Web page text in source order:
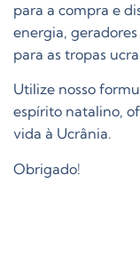
para a compra e
energia,
para as tropas
Utilize nosso
espírito natalino,
vida à Ucrânia.
Obrigado!